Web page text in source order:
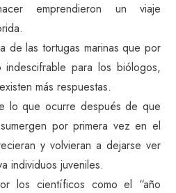
emprendieron un viaje
de las tortugas marinas que por
para los biólogos,
más respuestas.
lo que ocurre después de que
por primera vez en el
y volvieran a dejarse ver
individuos juveniles.
los científicos como el “año